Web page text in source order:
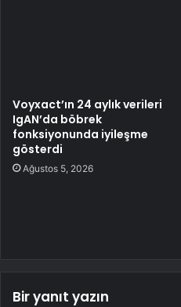
Voyxact’ın 24 aylık verileri
IgAN’da böbrek
fonksiyonunda iyileşme
gösterdi
Ağustos 5, 2026
Bir yanıt yazın